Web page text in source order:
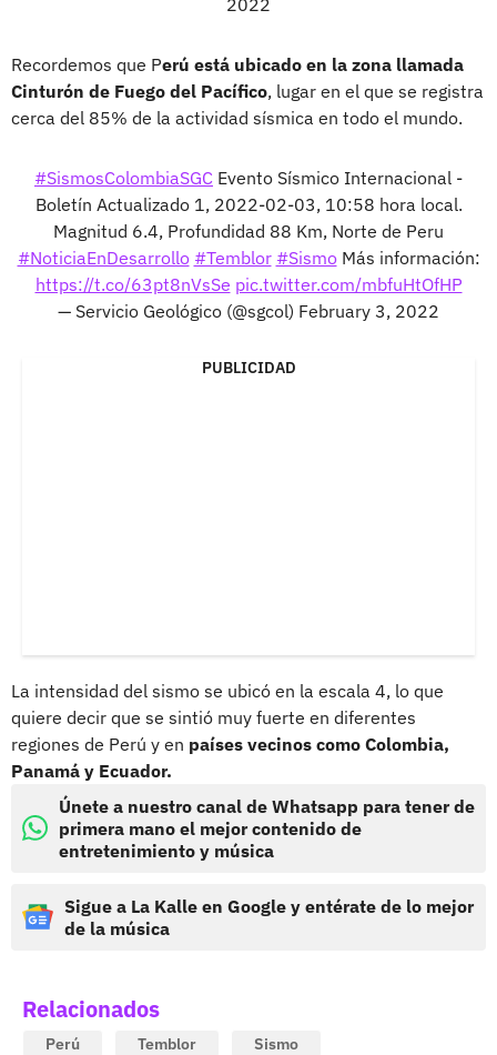
Recordemos que Perú está ubicado en la zona llamada
Cinturón de Fuego del Pacífico, lugar en el que se registra
cerca del 85% de la actividad sísmica en todo el mundo.
#SismosColombiaSGC Evento Sísmico Internacional -
Boletín Actualizado 1, 2022-02-03, 10:58 hora local.
Magnitud 6.4, Profundidad 88 Km, Norte de Peru
#NoticiaEnDesarrollo #Temblor #SismoMás información:
https://t.co/63pt8nVsSe pic.twitter.com/mbfuHtOfHP
— Servicio Geológico (@sgcol) February 3, 2022
PUBLICIDAD
La intensidad del sismo se ubicó en la escala 4, lo que
quiere decir que se sintió muy fuerte en diferentes
regiones de Perú y en países vecinos como Colombia,
Panamá y Ecuador.
Únete a nuestro canal de Whatsapp para tener de
primera mano el mejor contenido de
entretenimiento y música
Sigue a La Kalle en Google y entérate de lo mejor
de la música
Relacionados
Perú Temblor Sismo